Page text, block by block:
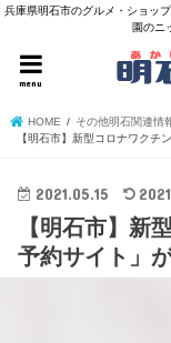
兵庫県明石市のグルメ・ショッ
園のニ
menu
HOME
その他明石関連情
【明石市】新型コロナワクチ
2021.05.15
【明石市】新
予約サイト」